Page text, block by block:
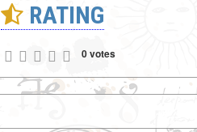
RATING
0 votes